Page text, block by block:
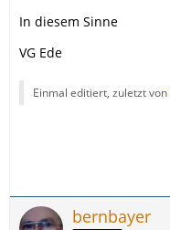
In diesem Sinne
VG Ede
Einmal editiert, zuletzt von
bernbayer